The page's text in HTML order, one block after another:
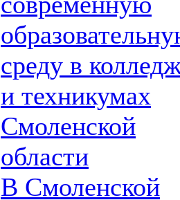
среду в
и техникумах
Смоленской
области
В Смоленской